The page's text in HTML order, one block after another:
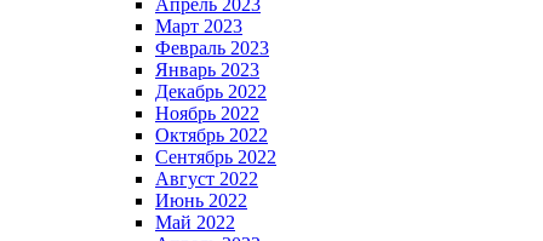
Апрель 2023
Март 2023
Февраль 2023
Январь 2023
Декабрь 2022
Ноябрь 2022
Октябрь 2022
Сентябрь 2022
Август 2022
Июнь 2022
Май 2022